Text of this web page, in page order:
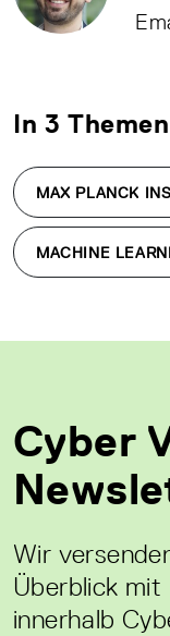
In 3
MAX PLANCK
MACHINE
Cyber
Wir
Überblick
innerhalb